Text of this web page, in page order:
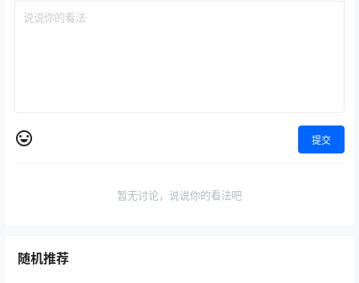
提交
暂无讨论，说说你的看法吧
随机推荐